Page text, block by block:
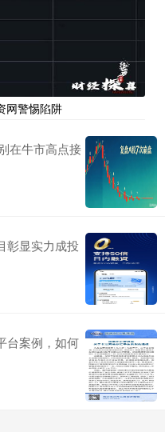
网警惕陷阱
在牛市高点接
彰显实力成投
台案例，如何